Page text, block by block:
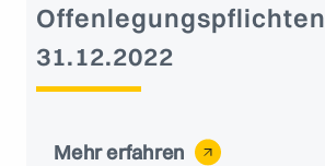
Offenlegungspflichten
31.12.2022
Mehr erfahren